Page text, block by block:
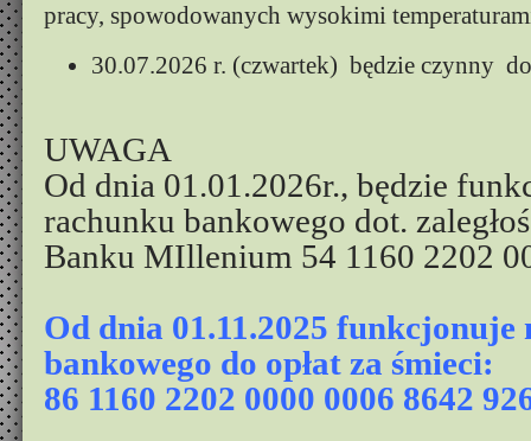
pracy, spowodowanych wysokimi
30.07.2026 r. (czwartek) będzie czynny
UWAGA
Od dnia 01.01.2026r., będzie
rachunku bankowego dot.
Banku MIllenium 54 1160 2202
Od dnia 01.11.2025
bankowego do opłat za śmieci:
86 1160 2202 0000 0006 8642